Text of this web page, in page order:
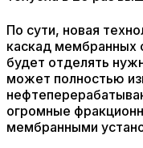
По сути, новая
каскад мембранных
будет отделять
может полностью
огромные
мембранными